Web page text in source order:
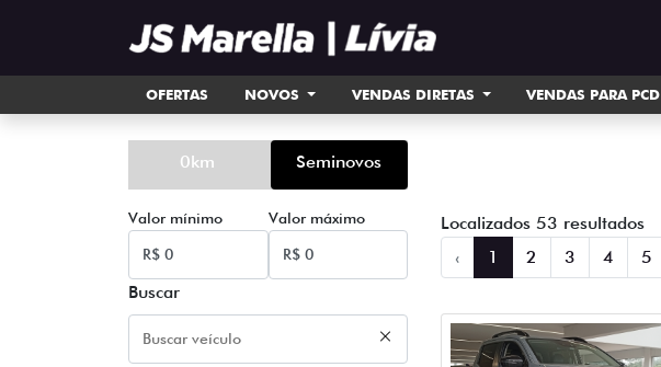
OFERTAS NOVOS VENDAS DIRETAS VENDAS PARA PCD
0km Seminovos
Valor mínimo Valor máximo
Buscar
Localizados 53 resultados
‹
1 2 3 4 5